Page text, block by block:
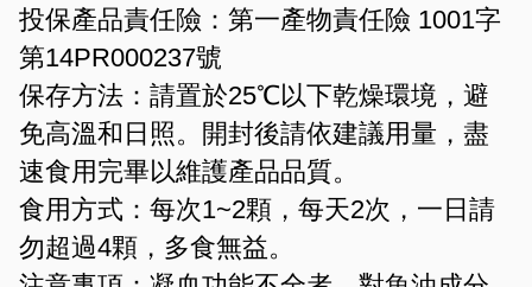
投保產品責任險：第一產物責任險 1001字
第14PR000237號
保存方法：請置於25℃以下乾燥環境，避
免高溫和日照。開封後請依建議用量，盡
速食用完畢以維護產品品質。
食用方式：每次1~2顆，每天2次，一日請
勿超過4顆，多食無益。